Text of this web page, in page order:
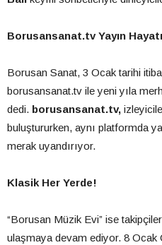
Borusansanat.tv Yayın
Borusan Sanat, 3 Ocak tarihi
borusansanat.tv ile yeni yıla
dedi. borusansanat.tv,
buluştururken, aynı platformda
merak uyandırıyor.
Klasik Her Yerde!
“Borusan Müzik Evi” ise
ulaşmaya devam ediyor. 8 Ocak